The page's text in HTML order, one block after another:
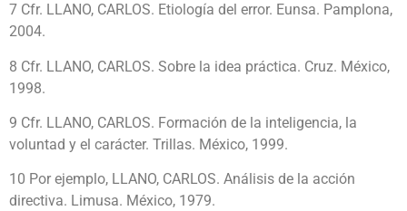
7 Cfr. LLANO, CARLOS. Etiología del error. Eunsa. Pamplona,
2004.
8 Cfr. LLANO, CARLOS. Sobre la idea práctica. Cruz. México,
1998.
9 Cfr. LLANO, CARLOS. Formación de la inteligencia, la
voluntad y el carácter. Trillas. México, 1999.
10 Por ejemplo, LLANO, CARLOS. Análisis de la acción
directiva. Limusa. México, 1979.